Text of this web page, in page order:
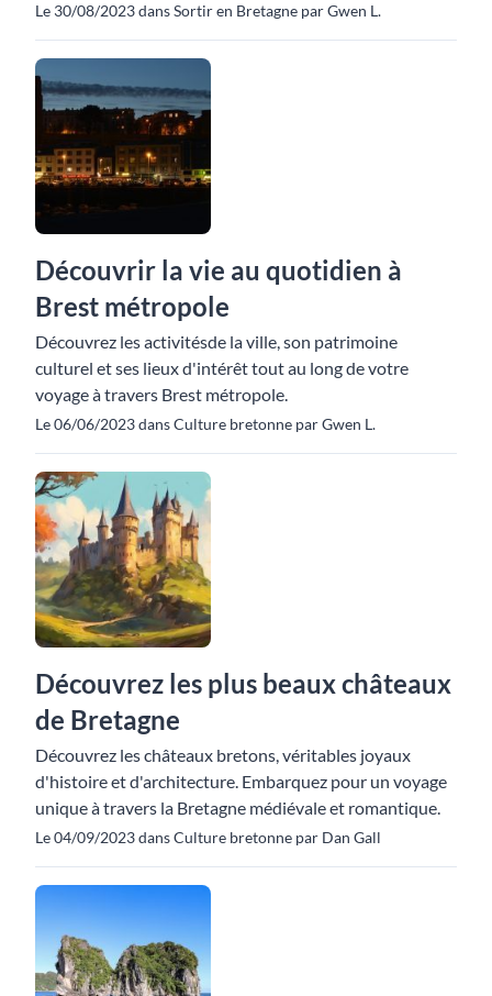
Le 30/08/2023 dans Sortir en Bretagne par Gwen L.
Découvrir la vie au quotidien à
Brest métropole
Découvrez les activitésde la ville, son patrimoine
culturel et ses lieux d'intérêt tout au long de votre
voyage à travers Brest métropole.
Le 06/06/2023 dans Culture bretonne par Gwen L.
Découvrez les plus beaux châteaux
de Bretagne
Découvrez les châteaux bretons, véritables joyaux
d'histoire et d'architecture. Embarquez pour un voyage
unique à travers la Bretagne médiévale et romantique.
Le 04/09/2023 dans Culture bretonne par Dan Gall